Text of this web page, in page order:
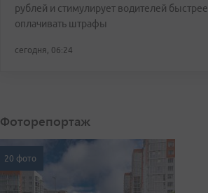
рублей и стимулирует водителей быстрее
оплачивать штрафы
сегодня, 06:24
Фоторепортаж
20 фото